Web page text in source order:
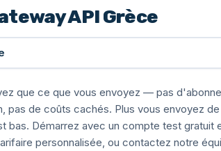
API Grèce
que ce que vous envoyez — pas
pas de coûts cachés. Plus vous envoyez
bas. Démarrez avec un compte test gratuit
personnalisée, ou contactez notre